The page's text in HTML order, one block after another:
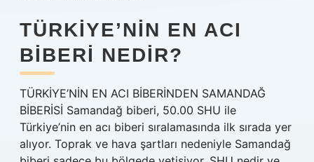
TÜRKIYE’NIN EN ACI
BIBERI NEDIR?
TÜRKİYE’NİN EN ACI BİBERİNDEN SAMANDAĞ
BİBERİSİ Samandağ biberi, 50.00 SHU ile
Türkiye’nin en acı biberi sıralamasında ilk sırada yer
alıyor. Toprak ve hava şartları nedeniyle Samandağ